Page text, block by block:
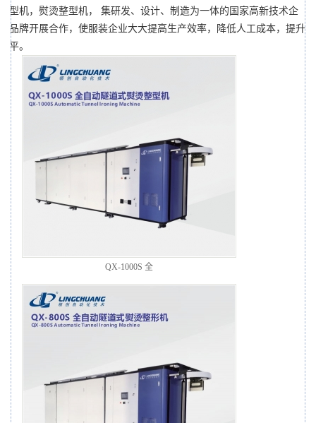
型机，熨烫整型机， 集研发、设计、制造为一体的国家高新技术企
品牌开展合作，使服装企业大大提高生产效率，降低人工成本，提升
平。
QX-1000S 全